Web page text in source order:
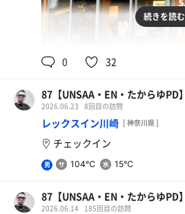
続きを読む
0 32
87【UNSAA・EN・たからゆPD】
2026.06.23 8回目の訪問
レックスイン川崎 [ 神奈川県 ]
チェックイン
男 104℃ 15℃
87【UNSAA・EN・たからゆPD】
2026.06.14 185回目の訪問